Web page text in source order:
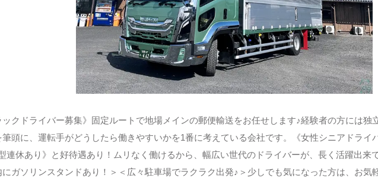
ックドライバー募集》固定ルートで地場メインの郵便輸送をお任せします♪経験者の方には
筆頭に、運転手がどうしたら働きやすいかを1番に考えている会社です。《女性シニアドライ
連休あり》と好待遇あり！ムリなく働けるから、幅広い世代のドライバーが、長く活躍出来
ガソリンスタンドあり！＞＜広々駐車場でラクラク出発♪＞少しでも気になった方は、お気